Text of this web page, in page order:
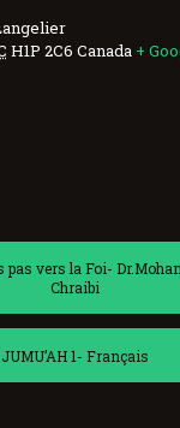
H1P 2C6 Canada +
pas vers la Foi-
Chraibi
JUMU’AH 1- Français